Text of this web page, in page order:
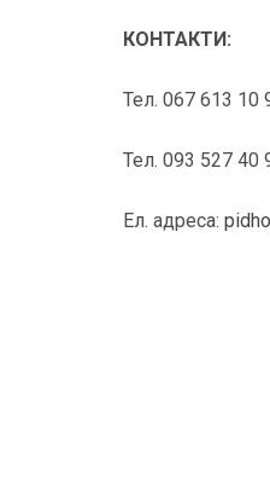
КОНТАКТИ:
Тел. 067 613 10
Тел. 093 527 40
Ел. адреса: